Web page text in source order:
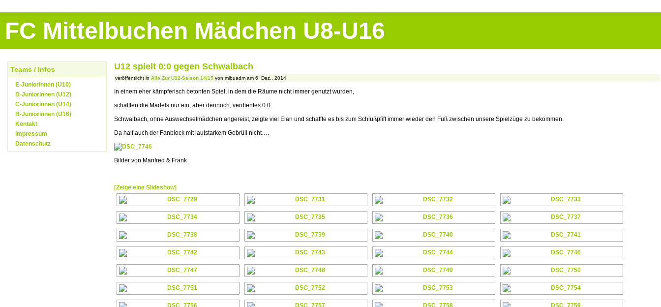
FC Mittelbuchen Mädchen U8-U16
Teams / Infos
E-Juniorinnen (U10)
D-Juniorinnen (U12)
C-Juniorinnen (U14)
B-Juniorinnen (U16)
Kontakt
Impressum
Datenschutz
U12 spielt 0:0 gegen Schwalbach
veröffentlicht in Alle Zur U12-Saison 14/15 von mibuadm am 6. Dez.. 2014
In einem eher kämpferisch betonten Spiel, in dem die Räume nicht immer genutzt wurden,
schafften die Mädels nur ein, aber dennoch, verdientes 0:0.
Schwalbach, ohne Auswechselmädchen angereist, zeigte viel Elan und schaffte es bis zum Schlußpfiff immer wieder den Fuß zwischen unsere Spielzüge zu bekommen.
Da half auch der Fanblock mit lautstarkem Gebrüll nicht….
Bilder von Manfred & Frank
[Zeige eine Slideshow]